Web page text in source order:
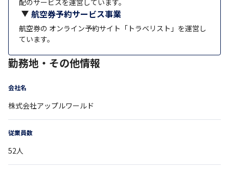
航空券予約サービス事業
航空券の オンライン予約サイト「トラベリスト」を運営し
ています。
勤務地・その他情報
会社名
株式会社アップルワールド
従業員数
52人